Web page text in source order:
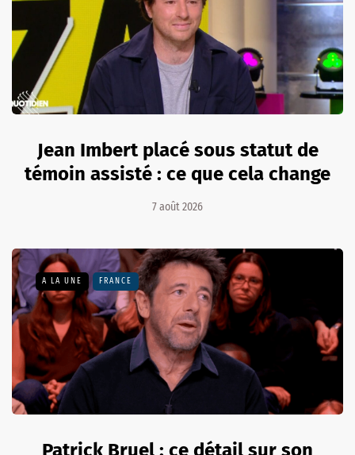
Jean Imbert placé sous statut de
témoin assisté : ce que cela change
7 août 2026
A LA UNE FRANCE
Patrick Bruel : ce détail sur son